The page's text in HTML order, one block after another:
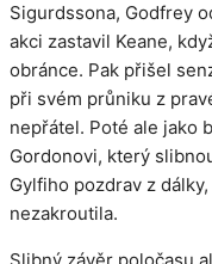
Sigurdssona, Godfrey
akci zastavil Keane,
obránce. Pak přišel
při svém průniku z
nepřátel. Poté ale jako
Gordonovi, který
Gylfiho pozdrav z
nezakroutila.